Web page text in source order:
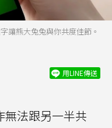
讓熊大兔兔與你共度佳節。
用LINE傳送
無法跟另一半共